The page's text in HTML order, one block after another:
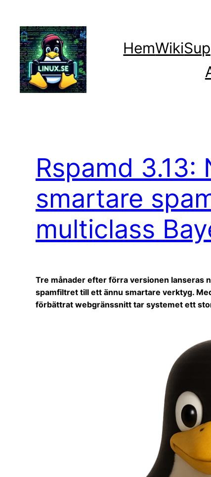
innehåll
HemWiki
Rspamd 3.13:
smartare
multiclass
Tre månader efter förra versionen lanseras
spamfiltret till ett ännu smartare verktyg.
förbättrat webgränssnitt tar systemet ett